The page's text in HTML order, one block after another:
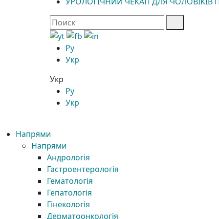
Ру
Укр
Укр
Ру
Укр
Напрями
Напрями
Андрологія
Гастроентерологія
Гематологія
Гепатологія
Гінекологія
Дерматоонкологія